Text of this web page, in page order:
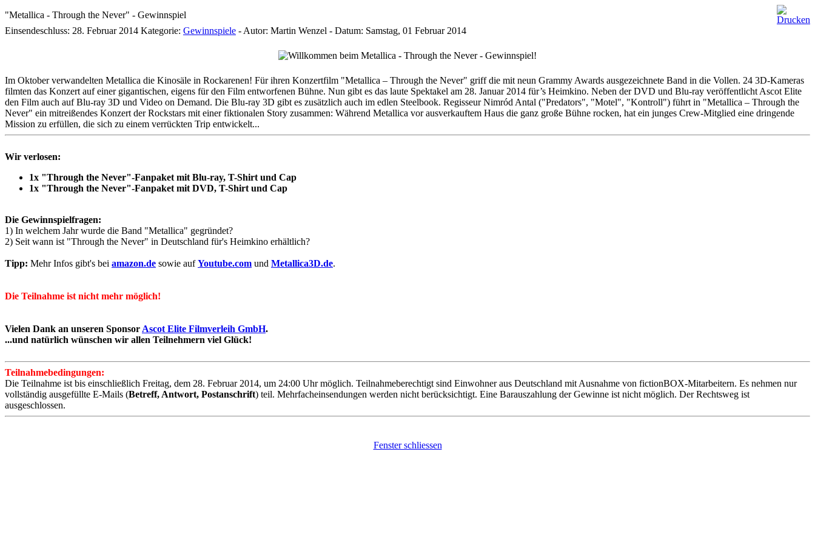
"Metallica - Through the Never" - Gewinnspiel
Einsendeschluss: 28. Februar 2014 Kategorie: Gewinnspiele - Autor: Martin Wenzel - Datum: Samstag, 01 Februar 2014
Im Oktober verwandelten Metallica die Kinosäle in Rockarenen! Für ihren Konzertfilm "Metallica – Through the Never" griff die mit neun Grammy Awards ausgezeichnete Band in die Vollen. 24 3D-Kameras
filmten das Konzert auf einer gigantischen, eigens für den Film entworfenen Bühne. Nun gibt es das laute Spektakel am 28. Januar 2014 für’s Heimkino. Neben der DVD und Blu-ray veröffentlicht Ascot Elite
den Film auch auf Blu-ray 3D und Video on Demand. Die Blu-ray 3D gibt es zusätzlich auch im edlen Steelbook. Regisseur Nimród Antal ("Predators", "Motel", "Kontroll") führt in "Metallica – Through the
Never" ein mitreißendes Konzert der Rockstars mit einer fiktionalen Story zusammen: Während Metallica vor ausverkauftem Haus die ganz große Bühne rocken, hat ein junges Crew-Mitglied eine dringende
Mission zu erfüllen, die sich zu einem verrückten Trip entwickelt...
Wir verlosen:
1x "Through the Never"-Fanpaket mit Blu-ray, T-Shirt und Cap
1x "Through the Never"-Fanpaket mit DVD, T-Shirt und Cap
Die Gewinnspielfragen:
1) In welchem Jahr wurde die Band "Metallica" gegründet?
2) Seit wann ist "Through the Never" in Deutschland für's Heimkino erhältlich?
Tipp: Mehr Infos gibt's bei amazon.de sowie aufYoutube.com und Metallica3D.de.
Die Teilnahme ist nicht mehr möglich!
Vielen Dank an unseren Sponsor Ascot Elite Filmverleih GmbH.
...und natürlich wünschen wir allen Teilnehmern viel Glück!
Teilnahmebedingungen:
Die Teilnahme ist bis einschließlich Freitag, dem 28. Februar 2014, um 24:00 Uhr möglich. Teilnahmeberechtigt sind Einwohner aus Deutschland mit Ausnahme von fictionBOX-Mitarbeitern. Es nehmen nur
vollständig ausgefüllte E-Mails (Betreff, Antwort, Postanschrift) teil. Mehrfacheinsendungen werden nicht berücksichtigt. Eine Barauszahlung der Gewinne ist nicht möglich. Der Rechtsweg ist
ausgeschlossen.
Fenster schliessen